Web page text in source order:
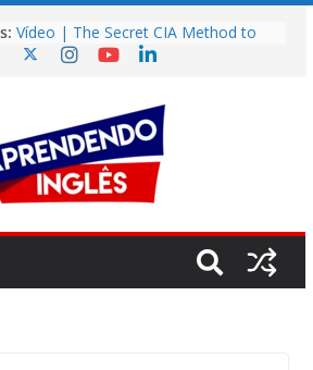
Vídeo | The Secret CIA Method to
Learn Any Language in 11 Days
Vídeo | Do imaginary friends make
you smarter?
Story | Brasília: The City That Rose
from the Wilderness
Easy English Song | Somewhere
Over the Rainbow (Israel